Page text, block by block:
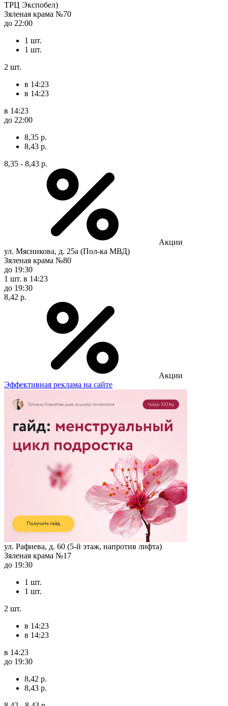
ТРЦ Экспобел)
Зяленая крама №70
до 22:00
1 шт.
1 шт.
2 шт.
в 14:23
в 14:23
в 14:23
до 22:00
8,35 р.
8,43 р.
8,35 - 8,43 р.
Акции
ул. Мясникова, д. 25а (Пол-ка МВД)
Зяленая крама №80
до 19:30
1 шт. в 14:23
до 19:30
8,42 р.
Акции
Эффективная реклама на сайте
ул. Рафиева, д. 60 (5-й этаж, напротив лифта)
Зяленая крама №17
до 19:30
1 шт.
1 шт.
2 шт.
в 14:23
в 14:23
в 14:23
до 19:30
8,42 р.
8,43 р.